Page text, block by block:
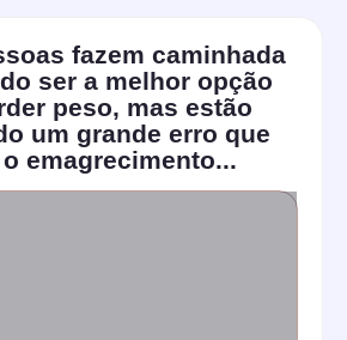
fazem caminhada
ser a melhor opção
peso, mas estão
um grande erro que
emagrecimento...